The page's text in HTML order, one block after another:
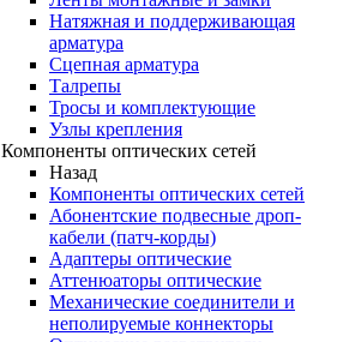
Натяжная и поддерживающая
арматура
Сцепная арматура
Талрепы
Тросы и комплектующие
Узлы крепления
Компоненты оптических сетей
Назад
Компоненты оптических сетей
Абонентские подвесные дроп-
кабели (патч-корды)
Адаптеры оптические
Аттенюаторы оптические
Механические соединители и
неполируемые коннекторы